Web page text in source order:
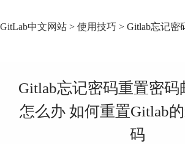
GitLab中文网站 > 使用技巧 > Gitlab忘记密
Gitlab忘记密码重置密码
怎么办 如何重置Gitlab
码